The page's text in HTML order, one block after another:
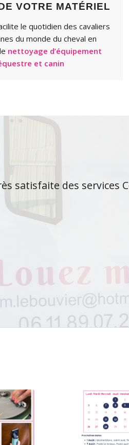
VOTRE MATÉRIEL
le quotidien des cavaliers
du monde du cheval en
nettoyage d’équipement
et canin
satisfaite des services
Chaque année je